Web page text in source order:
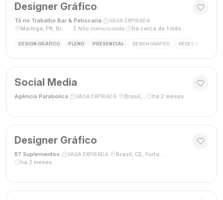
Designer Gráfico
Tô no Trabalho Bar & Petiscaria VAGA EXPIRADA
Maringá, PR, Brasil
Não mencionada há cerca de 1 mês
DESIGN GRÁFICO PLENO PRESENCIAL DESIGN GRÁFICO REDES SOCIAIS
Social Media
Agência Parabólica VAGA EXPIRADA Brasil, , há 2 meses
Designer Gráfico
R7 Suplementos VAGA EXPIRADA Brasil, CE, Fortaleza
há 2 meses